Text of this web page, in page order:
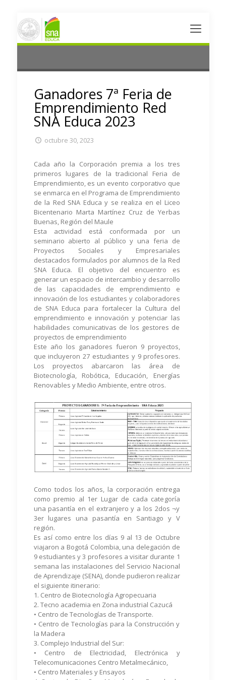
Ganadores 7ª Feria de
Emprendimiento Red
SNA Educa 2023
octubre 30, 2023
Cada año la Corporación premia a los tres
primeros lugares de la tradicional Feria de
Emprendimiento, es un evento corporativo que
se enmarca en el Programa de Emprendimiento
de la Red SNA Educa y se realiza en el Liceo
Bicentenario Marta Martínez Cruz de Yerbas
Buenas, Región del Maule
Esta actividad está conformada por un
seminario abierto al público y una feria de
Proyectos Sociales y Empresariales
destacados formulados por alumnos de la Red
SNA Educa. El objetivo del encuentro es
generar un espacio de intercambio y desarrollo
de las capacidades de emprendimiento e
innovación de los estudiantes y colaboradores
de SNA Educa para fortalecer la Cultura del
emprendimiento e innovación y potenciar las
habilidades comunicativas de los gestores de
proyectos de emprendimiento
Este año los ganadores fueron 9 proyectos,
que incluyeron 27 estudiantes y 9 profesores.
Los proyectos abarcaron las área de
Biotecnología, Robótica, Educación, Energías
Renovables y Medio Ambiente, entre otros.
Como todos los años, la corporación entrega
como premio al 1er Lugar de cada categoría
una pasantía en el extranjero y a los 2dos ¬y
3er lugares una pasantía en Santiago y V
región.
Es así como entre los días 9 al 13 de Octubre
viajaron a Bogotá Colombia, una delegación de
9 estudiantes y 3 profesores a visitar durante 1
semana las instalaciones del Servicio Nacional
de Aprendizaje (SENA), donde pudieron realizar
el siguiente itinerario:
1. Centro de Biotecnología Agropecuaria
2. Tecno academia en Zona industrial Cazucá
• Centro de Tecnologías de Transporte.
• Centro de Tecnologías para la Construcción y
la Madera
3. Complejo Industrial del Sur:
• Centro de Electricidad, Electrónica y
Telecomunicaciones Centro Metalmecánico,
• Centro Materiales y Ensayos